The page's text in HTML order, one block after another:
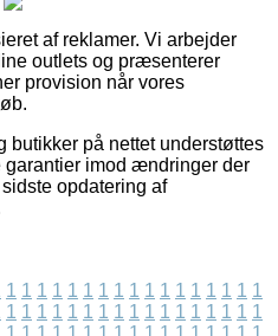
af reklamer. Vi arbejder
outlets og præsenterer
provision når vores
butikker på nettet understøttes
garantier imod ændringer der
opdatering af
1 1 1 1 1 1 1 1 1 1 1 1 1 1 1 1 1
1 1 1 1 1 1 1 1 1 1 1 1 1 1 1 1 1